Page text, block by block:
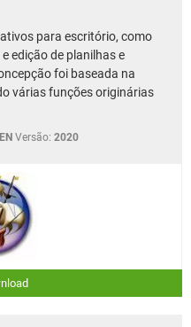
para escritório, como
edição de planilhas e
foi baseada na
várias funções originárias
EN Versão: 2020